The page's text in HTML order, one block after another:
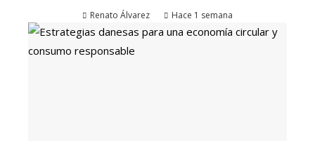
Renato Álvarez Hace 1 semana